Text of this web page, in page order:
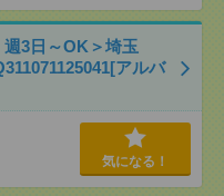
週3日～OK＞埼玉
アルバ
気になる！